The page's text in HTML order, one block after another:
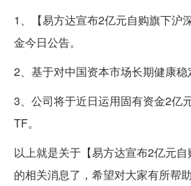
1、【易方达宣布2亿元自购旗下沪
金今日公告。
2、基于对中国资本市场长期健康稳
3、公司将于近日运用固有资金2亿
TF。
以上就是关于【易方达宣布2亿元自
的相关消息了，希望对大家有所帮助